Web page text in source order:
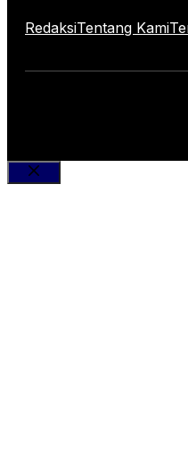
RedaksiTentang Kami
Close